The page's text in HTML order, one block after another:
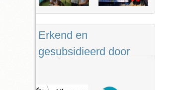
Erkend en
gesubsidieerd door